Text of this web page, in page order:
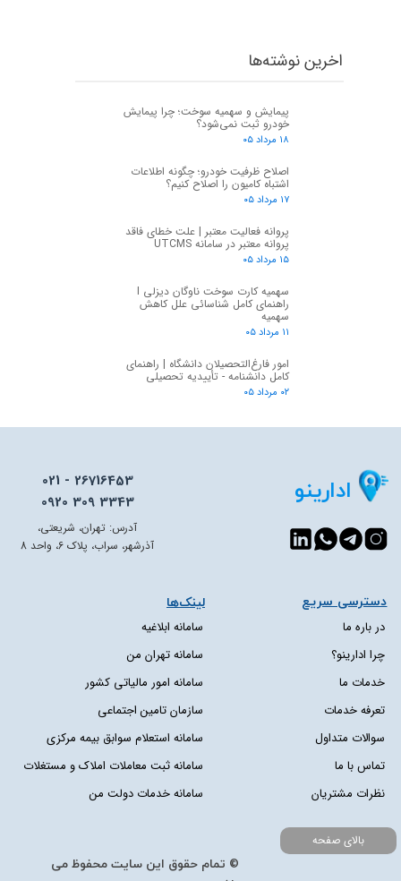
پیمایش و سهمیه سوخت؛ چرا پیمایش
خودرو ثبت نمی‌شود؟
۱۸ مرداد ۰۵
اصلاح ظرفیت خودرو؛ چگونه اطلاعات
اشتباه کامیون را اصلاح کنیم؟
۱۷ مرداد ۰۵
پروانه فعالیت معتبر | علت خطای فاقد
پروانه معتبر در سامانه UTCMS
۱۵ مرداد ۰۵
سهمیه کارت سوخت ناوگان دیزلی I
راهنمای کامل شناسائی علل کاهش
سهمیه
۱۱ مرداد ۰۵
امور فارغ‌التحصیلان دانشگاه | راهنمای
کامل دانشنامه - تأییدیه تحصیلی
۰۲ مرداد ۰۵
اخرین نوشته‌ها
ادارینو
021 - 26716453
0920 309 3343
در باره ما
چرا ادارینو؟
خدمات ما
تعرفه خدمات
سوالات متداول
تماس با ما
نظرات مشتریان
دسترسی سریع​​​​​​​ لینک‌ها
سامانه ابلاغیه
سامانه تهران من
سامانه امور مالیاتی کشور
سازمان تامین اجتماعی
سامانه استعلام سوابق بیمه مرکزی
سامانه ثبت معاملات املاک و مستغلات
سامانه خدمات دولت من
© تمام حقوق این سایت محفوظ می
بالای صفحه
آدرس: تهران، شریعتی،
آذرشهر، سراب، پلاک 6، واحد 8